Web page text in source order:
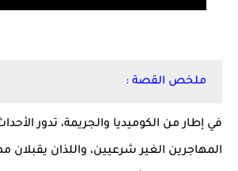
ملخص القصة :
في إطار من الكوميديا والجريمة، تدور
المهاجرين الغير شرعيين، واللذان